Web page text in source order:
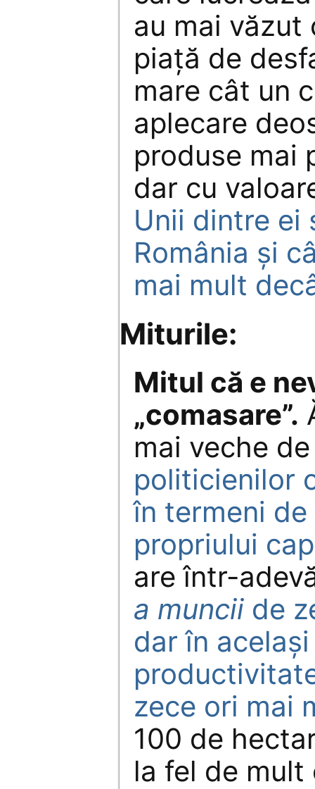
au mai văzut
piață de
mare cât un
aplecare
produse mai
dar cu
Unii dintre ei
România și
mai mult
Miturile:
Mitul că e
„comasare”.
mai veche
politicienilor
în termeni
propriului
are într-
a muncii de
dar în
zece ori mai
100 de
la fel de mult